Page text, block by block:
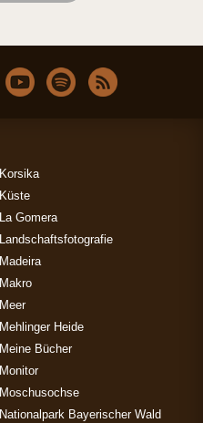
Korsika
Küste
La Gomera
Landschaftsfotografie
Madeira
Makro
Meer
Mehlinger Heide
Meine Bücher
Monitor
Moschusochse
Nationalpark Bayerischer Wald